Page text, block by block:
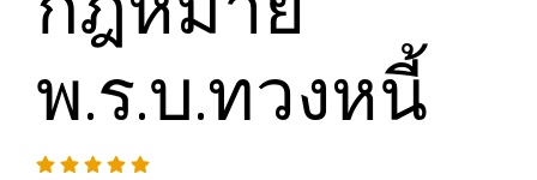
พ.ร.บ.ทวงหนี้